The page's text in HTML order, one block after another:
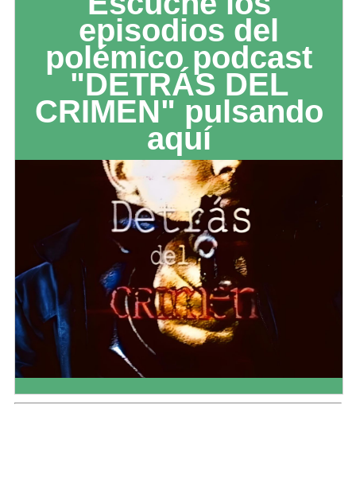
episodios del
polémico podcast
"DETRÁS DEL
CRIMEN" pulsando
aquí